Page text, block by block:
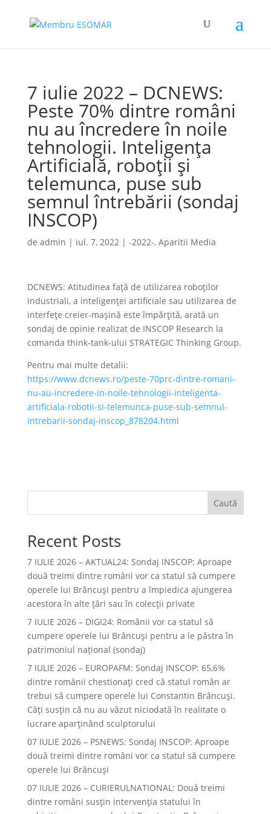
7 iulie 2022 – DCNEWS:
Peste 70% dintre români
nu au încredere în noile
tehnologii. Inteligenţa
Artificială, roboţii şi
telemunca, puse sub
semnul întrebării (sondaj
INSCOP)
de admin | iul. 7, 2022| -2022-, Aparitii Media
DCNEWS: Atitudinea față de utilizarea roboților
industriali, a inteligenței artificiale sau utilizarea de
interfețe creier-mașină este împărțită, arată un
sondaj de opinie realizat de INSCOP Research la
comanda think-tank-ului STRATEGIC Thinking Group.
Pentru mai multe detalii:
https://www.dcnews.ro/peste-70prc-dintre-romani-
nu-au-incredere-in-noile-tehnologii-inteligenta-
artificiala-robotii-si-telemunca-puse-sub-semnul-
intrebarii-sondaj-inscop_878204.html
Caută
Recent Posts
7 IULIE 2026 – AKTUAL24: Sondaj INSCOP: Aproape
două treimi dintre români vor ca statul să cumpere
operele lui Brâncuşi pentru a împiedica ajungerea
acestora în alte ţări sau în colecţii private
7 IULIE 2026 – DIGI24: Românii vor ca statul să
cumpere operele lui Brâncuși pentru a le păstra în
patrimoniul național (sondaj)
7 IULIE 2026 – EUROPAFM: Sondaj INSCOP: 65,6%
dintre românii chestionați cred că statul român ar
trebui să cumpere operele lui Constantin Brâncuși.
Câți susțin că nu au văzut niciodată în realitate o
lucrare aparținând sculptorului
07 IULIE 2026 – PSNEWS: Sondaj INSCOP: Aproape
două treimi dintre români vor ca statul să cumpere
operele lui Brâncuși
07 IULIE 2026 – CURIERULNATIONAL: Două treimi
dintre români susțin intervenția statului în